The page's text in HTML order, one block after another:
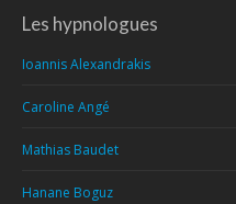
Les hypnologues
Ioannis Alexandrakis
Caroline Angé
Mathias Baudet
Hanane Boguz